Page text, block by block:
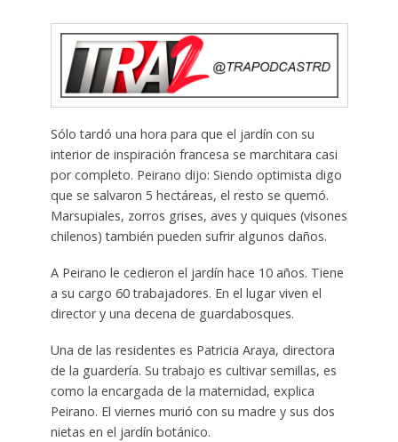
Sólo tardó una hora para que el jardín con su
interior de inspiración francesa se marchitara casi
por completo. Peirano dijo: Siendo optimista digo
que se salvaron 5 hectáreas, el resto se quemó.
Marsupiales, zorros grises, aves y quiques (visones
chilenos) también pueden sufrir algunos daños.
A Peirano le cedieron el jardín hace 10 años. Tiene
a su cargo 60 trabajadores. En el lugar viven el
director y una decena de guardabosques.
Una de las residentes es Patricia Araya, directora
de la guardería. Su trabajo es cultivar semillas, es
como la encargada de la maternidad, explica
Peirano. El viernes murió con su madre y sus dos
nietas en el jardín botánico.